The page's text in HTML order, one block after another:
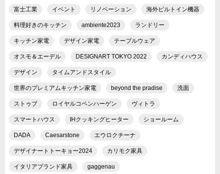
富士工業 イベント リノベーション 海外ビルトイン機器
料理好きのキッチン ambiente2023 ランドリー
キッチン家電 デザイン家電 テーブルウェア
オスモ＆エーデル DESIGNART TOKYO 2022 カンディハウス
デザイン タイムアンドスタイル
世界のプレミアムキッチン家電 beyond the pradise 洗面
ストゥブ ロイヤルコペンハーゲン ヴィトラ
スマートハウス IHクッキングヒーター ショールーム
DADA Caesarstone エウロクチーナ
デザイナートトーキョー2024 カリモク家具
イタリアブランド家具 gaggenau